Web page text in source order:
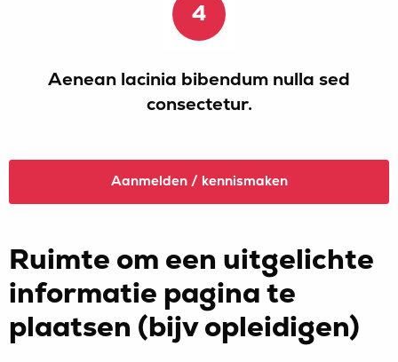
4
Aenean lacinia bibendum nulla sed
consectetur.
Aanmelden / kennismaken
Ruimte om een uitgelichte
informatie pagina te
plaatsen (bijv opleidigen)